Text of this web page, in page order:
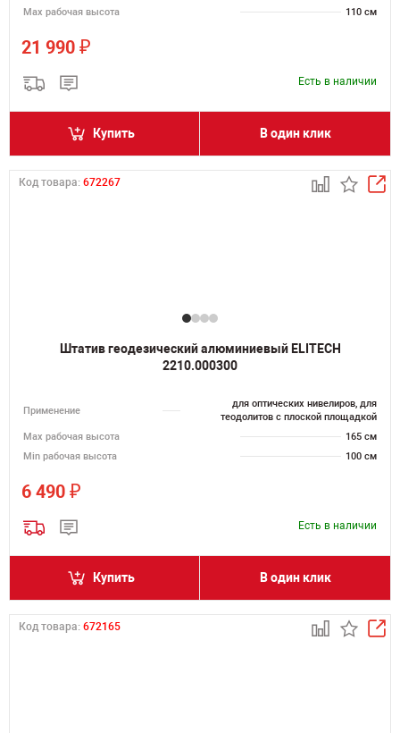
Мах рабочая высота
110 см
21 990 ₽
Есть в наличии
Купить В один клик
Код товара: 672267
Штатив геодезический алюминиевый ELITECH
2210.000300
Применение
для оптических нивелиров, для
теодолитов с плоской площадкой
Мах рабочая высота
165 см
Min рабочая высота
100 см
6 490 ₽
Есть в наличии
Купить В один клик
Код товара: 672165